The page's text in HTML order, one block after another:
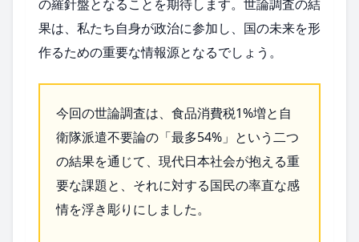
の羅針盤となることを期待します。世論調査の結
果は、私たち自身が政治に参加し、国の未来を形
作るための重要な情報源となるでしょう。
今回の世論調査は、食品消費税1%増と自
衛隊派遣不要論の「最多54%」という二つ
の結果を通じて、現代日本社会が抱える重
要な課題と、それに対する国民の率直な感
情を浮き彫りにしました。